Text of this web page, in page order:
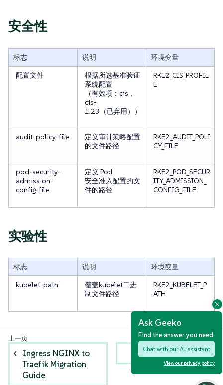
Ask Geeko
Find the answer you need.
Chat with our AI assistant
View our privacy policy
安全性
标志 说明
环境变量
配置文件
根据所选基准验证
系统配置
（有效项：cis，
cis-
1.23（已弃用））
RKE2_CIS_PROFIL
E
audit-policy-file
定义审计策略配置
的文件路径
RKE2_AUDIT_POLI
CY_FILE
pod-security-
admission-
config-file
定义 Pod
安全准入配置的文
件的路径
RKE2_POD_SECUR
ITY_ADMISSION_
CONFIG_FILE
实验性
标志 说明
环境变量
kubelet-path
覆盖kubelet二进
制文件路径
RKE2_KUBELET_P
ATH
Ingress NGINX to
Traefik Migration
Guide
日志记录